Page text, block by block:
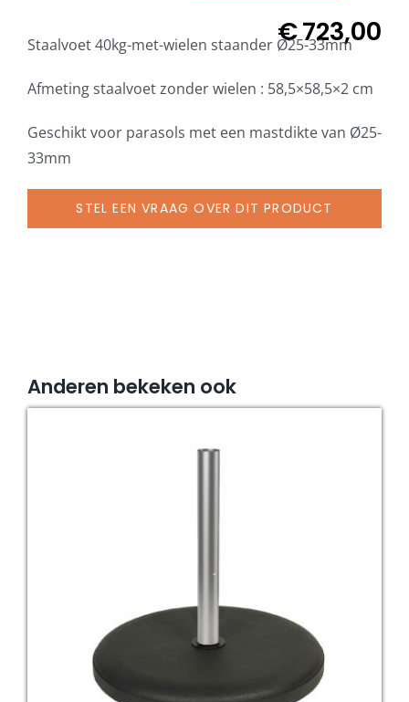
Glatz stofstalen collectie Sampleboeken
Umbrosa en Paraflex parasoldoeken
Onze merken
40
met
wielen
Ø
25-
€723,00
Staalvoet 40kg-met-wielen staander Ø25-33mm
Afmeting staalvoet zonder wielen : 58,5×58,5×2 cm
Geschikt voor parasols met een mastdikte van Ø25-
33mm
STEL EEN VRAAG OVER DIT PRODUCT
Anderen bekeken ook